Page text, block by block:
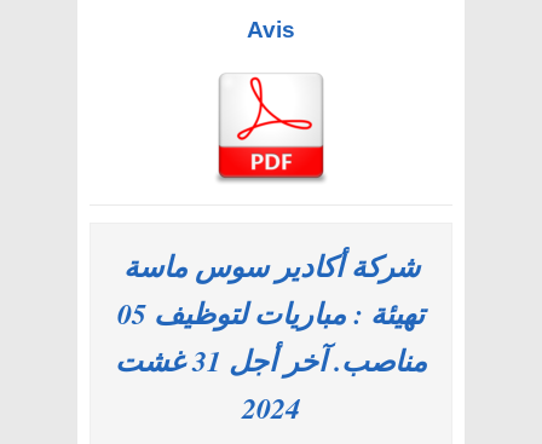
Avis
شركة أكادير سوس ماسة
تهيئة : مباريات لتوظيف 05
مناصب. آخر أجل 31 غشت
2024